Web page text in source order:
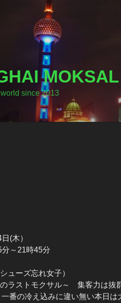
MOKSAL
since 2013
(木）
～21時45分
ューズ忘れ女子）
ラストモクサル～ 集客力は抜
番の冷え込みに違い無い本日